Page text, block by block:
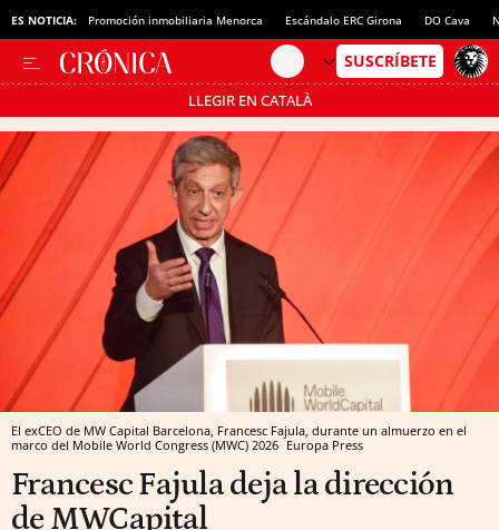
ES NOTICIA: Promoción inmobiliaria Menorca Escándalo ERC Girona DO Cava
LLEGIR EN CATALÀ
Pásate al MODO AHORRO
El exCEO de MW Capital Barcelona, Francesc Fajula, durante un almuerzo en el
marco del Mobile World Congress (MWC) 2026 Europa Press
Francesc Fajula deja la dirección
de MWCapital